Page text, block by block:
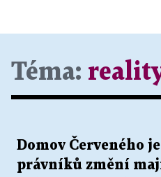
Téma:
Domov Červeného
právníků změní